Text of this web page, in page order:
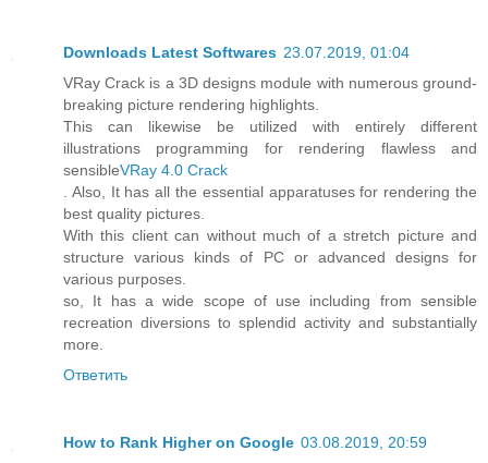
Downloads Latest Softwares 23.07.2019, 01:04
VRay Crack is a 3D designs module with numerous ground-
breaking picture rendering highlights.
This can likewise be utilized with entirely different
illustrations programming for rendering flawless and
sensibleVRay 4.0 Crack
. Also, It has all the essential apparatuses for rendering the
best quality pictures.
With this client can without much of a stretch picture and
structure various kinds of PC or advanced designs for
various purposes.
so, It has a wide scope of use including from sensible
recreation diversions to splendid activity and substantially
more.
Ответить
How to Rank Higher on Google 03.08.2019, 20:59